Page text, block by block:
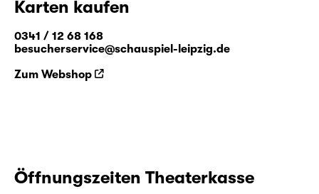
Karten kaufen
0341 / 12 68 168
besucherservice@schauspiel-leipzig.de
Zum Webshop
Öffnungszeiten Theaterkasse